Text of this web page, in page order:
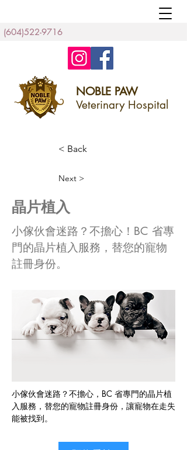
(604)522-9716
NOBLE PAW
Veterinary Hospital
< Back
Next >
晶片植入
小傢伙會迷路？不擔心！BC 省專
門的晶片植入服務，替您的寵物
註冊身份。
小傢伙會迷路？不擔心， BC 省專門的晶片植
入服務 ， 替您的寵物註冊身份， 讓寵物在走失
能被找到。